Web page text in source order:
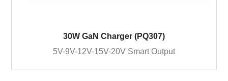
30W GaN Charger (PQ307)
5V-9V-12V-15V-20V Smart Output